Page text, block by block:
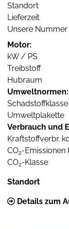
Standort
Lieferzeit
Unsere Nummer
Motor:
kW / PS
Treibstoff
Hubraum
Umweltnormen:
Schadstoffklasse
Umweltplakette
Verbrauch und
Kraftstoffverbr.
CO2-Emissionen
CO2-Klasse
Standort
Details zum